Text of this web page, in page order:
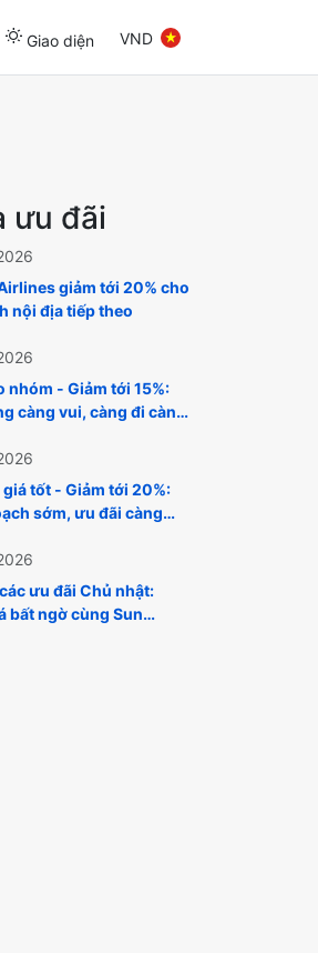
Giao diện VND
ưu đãi
giảm tới 20% cho
nội địa tiếp theo
nhóm - Giảm tới 15%:
càng vui, càng đi càng
tốt - Giảm tới 20%:
sớm, ưu đãi càng
ưu đãi Chủ nhật:
bất ngờ cùng Sun